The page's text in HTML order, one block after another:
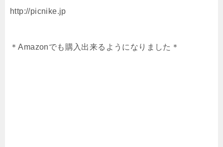
http://picnike.jp
＊Amazonでも購入出来るようになりました＊